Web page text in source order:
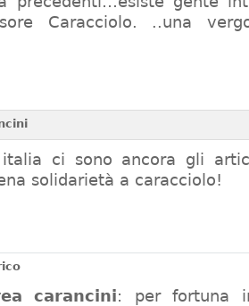
Caracciolo. ..una
ci sono ancora gli
solidarietà a caracciolo!
carancini: per fortuna